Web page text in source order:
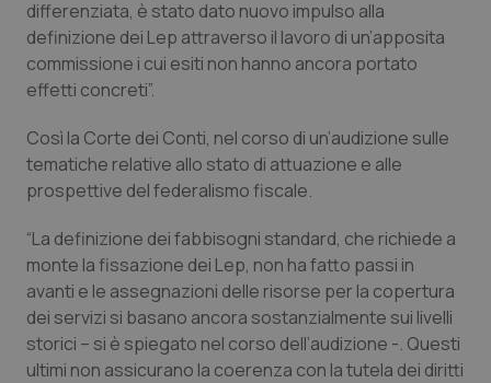
Liguria
Lombardia
Molise
Piemonte
Provincia Autonoma di Bolzano
Provincia Autonoma di Trento
Disturbi dell’umore
Dolore
Epatiti
HIV
Infezioni & Febbre
Ipertensione & Scompenso
differenziata, è stato dato nuovo impulso alla
definizione dei Lep attraverso il lavoro di un’apposita
commissione i cui esiti non hanno ancora portato
effetti concreti”.
Così la Corte dei Conti, nel corso di un’audizione sulle
tematiche relative allo stato di attuazione e alle
prospettive del federalismo fiscale.
“La definizione dei fabbisogni standard, che richiede a
monte la fissazione dei Lep, non ha fatto passi in
avanti e le assegnazioni delle risorse per la copertura
dei servizi si basano ancora sostanzialmente sui livelli
storici – si è spiegato nel corso dell’audizione -. Questi
ultimi non assicurano la coerenza con la tutela dei diritti